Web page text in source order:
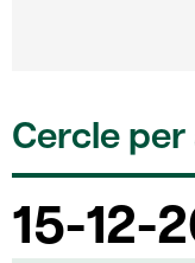
Cercle
15-12-